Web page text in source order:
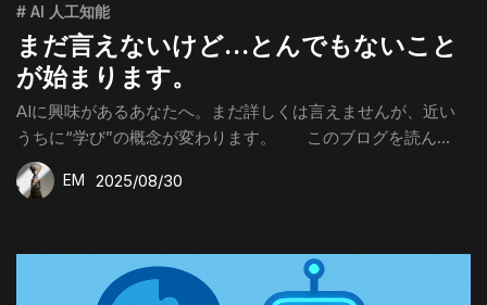
# AI 人工知能
まだ言えないけど…とんでもないこと
が始まります。
AIに興味があるあなたへ。まだ詳しくは言えませんが、近い
うちに“学び”の概念が変わります。 このブログを読ん...
EM 2025/08/30